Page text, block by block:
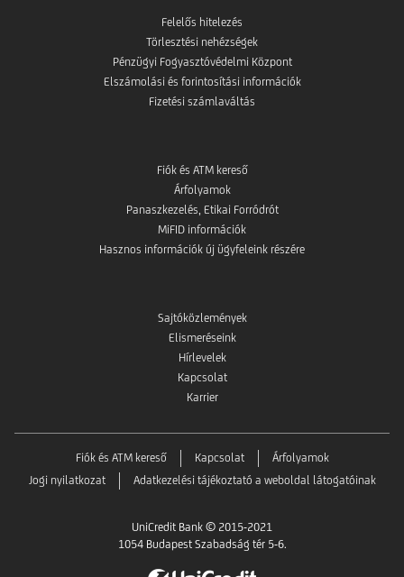
Felelős hitelezés
Törlesztési nehézségek
Pénzügyi Fogyasztóvédelmi Központ
Elszámolási és forintosítási információk
Fizetési számlaváltás
Fiók és ATM kereső
Árfolyamok
Panaszkezelés, Etikai Forródrót
MiFID információk
Hasznos információk új ügyfeleink részére
Sajtóközlemények
Elismeréseink
Hírlevelek
Kapcsolat
Karrier
Fiók és ATM kereső Kapcsolat
Árfolyamok
Jogi nyilatkozat
Adatkezelési tájékoztató a weboldal látogatóinak
UniCredit Bank © 2015-2021
1054 Budapest Szabadság tér 5-6.